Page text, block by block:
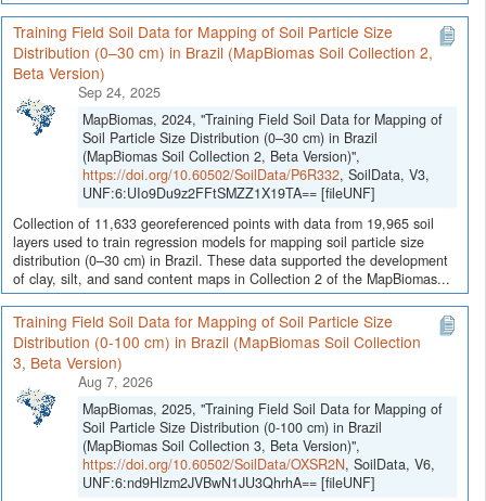
Training Field Soil Data for Mapping of Soil Particle Size
Distribution (0–30 cm) in Brazil (MapBiomas Soil Collection 2,
Beta Version)
Sep 24, 2025
MapBiomas, 2024, "Training Field Soil Data for Mapping of
Soil Particle Size Distribution (0–30 cm) in Brazil
(MapBiomas Soil Collection 2, Beta Version)",
https://doi.org/10.60502/SoilData/P6R332, SoilData, V3,
UNF:6:UIo9Du9z2FFtSMZZ1X19TA== [fileUNF]
Collection of 11,633 georeferenced points with data from 19,965 soil
layers used to train regression models for mapping soil particle size
distribution (0–30 cm) in Brazil. These data supported the development
of clay, silt, and sand content maps in Collection 2 of the MapBiomas...
Training Field Soil Data for Mapping of Soil Particle Size
Distribution (0-100 cm) in Brazil (MapBiomas Soil Collection
3, Beta Version)
Aug 7, 2026
MapBiomas, 2025, "Training Field Soil Data for Mapping of
Soil Particle Size Distribution (0-100 cm) in Brazil
(MapBiomas Soil Collection 3, Beta Version)",
https://doi.org/10.60502/SoilData/OXSR2N, SoilData, V6,
UNF:6:nd9Hlzm2JVBwN1JU3QhrhA== [fileUNF]